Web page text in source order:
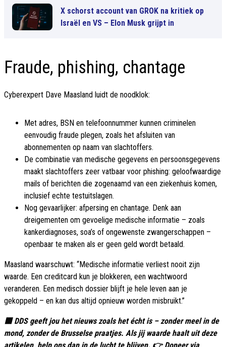
X schorst account van GROK na kritiek op
Israël en VS – Elon Musk grijpt in
Fraude, phishing, chantage
Cyberexpert Dave Maasland luidt de noodklok:
Met adres, BSN en telefoonnummer kunnen criminelen
eenvoudig fraude plegen, zoals het afsluiten van
abonnementen op naam van slachtoffers.
De combinatie van medische gegevens en persoonsgegevens
maakt slachtoffers zeer vatbaar voor phishing: geloofwaardige
mails of berichten die zogenaamd van een ziekenhuis komen,
inclusief echte testuitslagen.
Nog gevaarlijker: afpersing en chantage. Denk aan
dreigementen om gevoelige medische informatie – zoals
kankerdiagnoses, soa’s of ongewenste zwangerschappen –
openbaar te maken als er geen geld wordt betaald.
Maasland waarschuwt: “Medische informatie verliest nooit zijn
waarde. Een creditcard kun je blokkeren, een wachtwoord
veranderen. Een medisch dossier blijft je hele leven aan je
gekoppeld – en kan dus altijd opnieuw worden misbruikt.”
🟦 DDS geeft jou het nieuws zoals het écht is – zonder meel in de
mond, zonder de Brusselse praatjes. Als jij waarde haalt uit deze